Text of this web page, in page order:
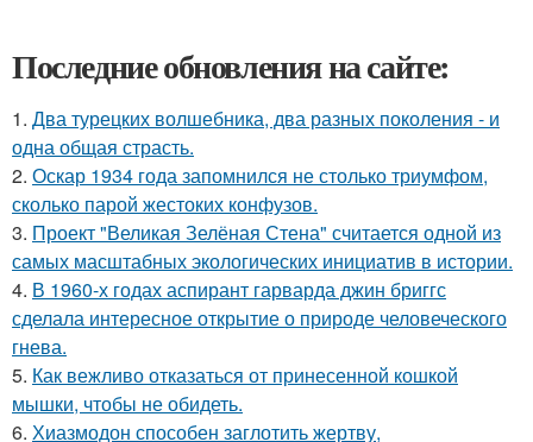
Последние обновления на сайте:
1. Два турецких волшебника, два разных поколения - и
одна общая страсть.
2. Оскар 1934 года запомнился не столько триумфом,
сколько парой жестоких конфузов.
3. Проект "Великая Зелёная Стена" считается одной из
самых масштабных экологических инициатив в истории.
4. В 1960-х годах аспирант гарварда джин бриггс
сделала интересное открытие о природе человеческого
гнева.
5. Как вежливо отказаться от принесенной кошкой
мышки, чтобы не обидеть.
6. Хиазмодон способен заглотить жертву,